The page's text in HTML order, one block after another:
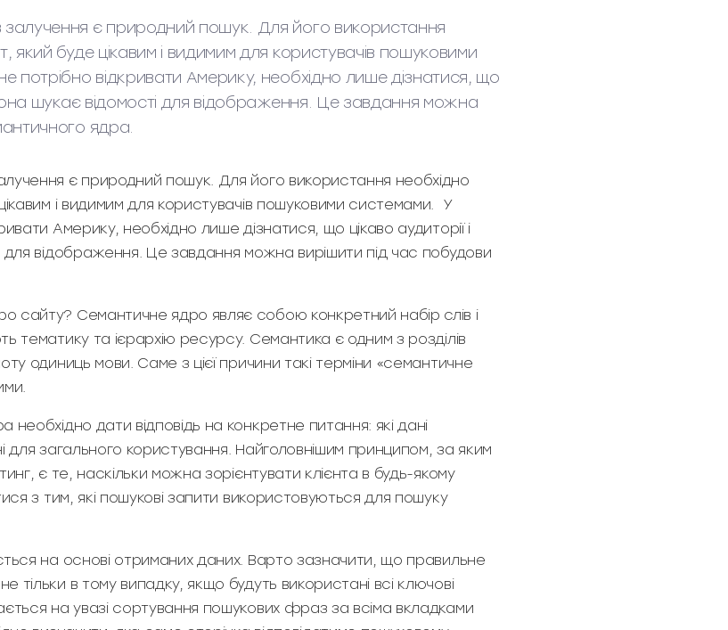
є природний пошук. Для його використання
який буде цікавим і видимим для користувачів пошуковими
потрібно відкривати Америку, необхідно лише дізнатися, що
шукає відомості для відображення. Це завдання можна
ядра.
є природний пошук. Для його використання необхідно
і видимим для користувачів пошуковими системами. У
Америку, необхідно лише дізнатися, що цікаво аудиторії і
для відображення. Це завдання можна вирішити під час побудови
Семантичне ядро являє собою конкретний набір слів і
тематику та ієрархію ресурсу. Семантика є одним з розділів
одиниць мови. Саме з цієї причини такі терміни «семантичне
дати відповідь на конкретне питання: які дані
для загального користування. Найголовнішим принципом, за яким
є те, наскільки можна зорієнтувати клієнта в будь-якому
з тим, які пошукові запити використовуються для пошуку
на основі отриманих даних. Варто зазначити, що правильне
тільки в тому випадку, якщо будуть використані всі ключові
на увазі сортування пошукових фраз за всіма вкладками